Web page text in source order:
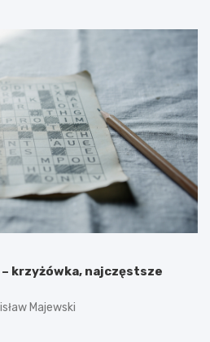
krzyżówka, najczęstsze
Majewski